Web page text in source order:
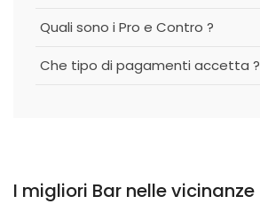
Quali sono i Pro e Contro ?
Che tipo di pagamenti accetta ?
I migliori Bar nelle vicinanze